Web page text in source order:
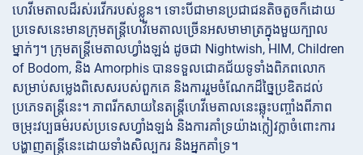
ហេវីមេតាលដ៏រស់រវើករបស់ខ្លួន។ ទោះបីជាមានប្រជាជនតិចតួចក៏ដោយ
ប្រទេសនេះមានក្រុមតន្ត្រីហេវីមេតាលច្រើនអសមាមាត្រក្នុងមួយក្បាល
ម្នាក់ៗ។ ក្រុមតន្ត្រីមេតាលហ្វាំងឡង់ ដូចជា Nightwish, HIM, Children
of Bodom, និង Amorphis បានទទួលជោគជ័យទូទាំងពិភពលោក
សម្រាប់សម្លេងពិសេសរបស់ពួកគេ និងការរួមចំណែកដ៏ច្នៃប្រឌិតដល់
ប្រភេទតន្ត្រីនេះ។ ភាពរីកសាយនៃតន្ត្រីហេវីមេតាលនេះឆ្លុះបញ្ចាំងពីភាព
ចម្រុះវប្បធម៌របស់ប្រទេសហ្វាំងឡង់ និងការគាំទ្រយ៉ាងក្លៀវក្លាចំពោះការ
បង្ហាញតន្ត្រីនេះដោយទាំងសិល្បករ និងអ្នកគាំទ្រ។